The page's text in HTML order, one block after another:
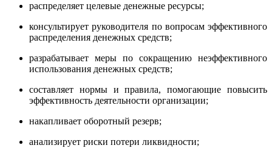
распределяет целевые денежные ресурсы;
консультирует руководителя по вопросам эффективного
распределения денежных средств;
разрабатывает меры по сокращению неэффективного
использования денежных средств;
составляет нормы и правила, помогающие повысить
эффективность деятельности организации;
накапливает оборотный резерв;
анализирует риски потери ликвидности;